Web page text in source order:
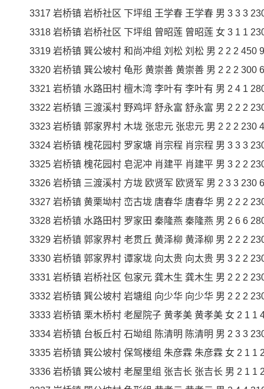
3317 岩桥镇 岩桥社区 下坪组 王学春 王学春 男 3 3 3
3318 岩桥镇 岩桥社区 下坪组 曾昭莲 曾昭莲 女 3 1 1
3319 岩桥镇 巽公坡村 和尚冲组 刘松 刘松 男 2 2 2 450
3320 岩桥镇 巽公坡村 龟形 黄崇善 黄崇善 男 2 2 2 300
3321 岩桥镇 水路田村 檀木湾 李叶有 李叶有 男 2 4 1
3322 岩桥镇 三渡溪村 野鸡坪 舒永富 舒永富 男 2 2 2
3323 岩桥镇 郭家界村 木垅 张忠元 张忠元 男 2 2 2 230
3324 岩桥镇 槐花园村 罗家塘 肖宗程 肖宗程 男 3 3 3
3325 岩桥镇 槐花园村 皂泥冲 肖建平 肖建平 男 3 2 2
3326 岩桥镇 三渡溪村 方垅 欧贤军 欧贤军 男 2 3 3 230
3327 岩桥镇 黄栗坳村 峦古垅 唐春华 唐春华 男 2 2 2
3328 岩桥镇 水路田村 罗家田 秦隆燕 秦隆燕 男 2 6 6
3329 岩桥镇 郭家界村 老贯丘 黄泽柳 黄泽柳 男 2 2 2
3330 岩桥镇 郭家界村 谭家垅 向太贵 向太贵 男 3 2 2
3331 岩桥镇 岩桥社区 包家元 龚木生 龚木生 男 2 2 2
3332 岩桥镇 巽公坡村 岩塘组 向少华 向少华 男 2 2 2
3333 岩桥镇 栗木桥村 老屋院子 黄孝美 黄孝美 女 2 1 1
3334 岩桥镇 台板丘村 石坳组 陈清明 陈清明 男 2 3 3
3335 岩桥镇 巽公坡村 保驾楼组 朱彦霖 朱彦霖 女 2 1 1
3336 岩桥镇 巽公坡村 老屋里组 张吉长 张吉长 男 2 1 1